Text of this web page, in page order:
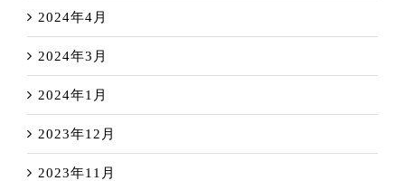
2024年4月
2024年3月
2024年1月
2023年12月
2023年11月